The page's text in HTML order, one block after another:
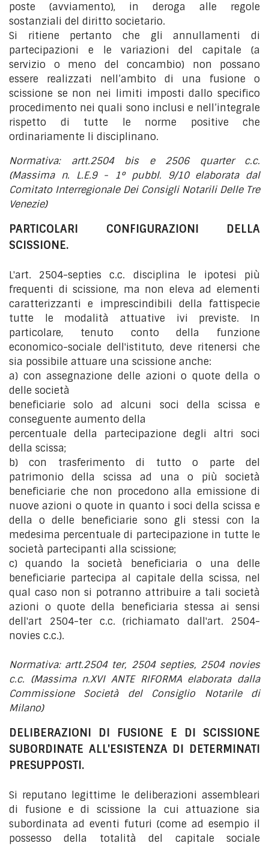
poste (avviamento), in deroga alle regole
sostanziali del diritto societario.
Si ritiene pertanto che gli annullamenti di
partecipazioni e le variazioni del capitale (a
servizio o meno del concambio) non possano
essere realizzati nell’ambito di una fusione o
scissione se non nei limiti imposti dallo specifico
procedimento nei quali sono inclusi e nell’integrale
rispetto di tutte le norme positive che
ordinariamente li disciplinano.
Normativa: artt.2504 bis e 2506 quarter c.c.
(Massima n. L.E.9 - 1° pubbl. 9/10 elaborata dal
Comitato Interregionale Dei Consigli Notarili Delle Tre
Venezie)
PARTICOLARI CONFIGURAZIONI DELLA
SCISSIONE.
L'art. 2504-septies c.c. disciplina le ipotesi più
frequenti di scissione, ma non eleva ad elementi
caratterizzanti e imprescindibili della fattispecie
tutte le modalità attuative ivi previste. In
particolare, tenuto conto della funzione
economico-sociale dell'istituto, deve ritenersi che
sia possibile attuare una scissione anche:
a) con assegnazione delle azioni o quote della o
delle società
beneficiarie solo ad alcuni soci della scissa e
conseguente aumento della
percentuale della partecipazione degli altri soci
della scissa;
b) con trasferimento di tutto o parte del
patrimonio della scissa ad una o più società
beneficiarie che non procedono alla emissione di
nuove azioni o quote in quanto i soci della scissa e
della o delle beneficiarie sono gli stessi con la
medesima percentuale di partecipazione in tutte le
società partecipanti alla scissione;
c) quando la società beneficiaria o una delle
beneficiarie partecipa al capitale della scissa, nel
qual caso non si potranno attribuire a tali società
azioni o quote della beneficiaria stessa ai sensi
dell'art 2504-ter c.c. (richiamato dall'art. 2504-
novies c.c.).
Normativa: artt.2504 ter, 2504 septies, 2504 novies
c.c. (Massima n.XVI ANTE RIFORMA elaborata dalla
Commissione Società del Consiglio Notarile di
Milano)
DELIBERAZIONI DI FUSIONE E DI SCISSIONE
SUBORDINATE ALL'ESISTENZA DI DETERMINATI
PRESUPPOSTI.
Si reputano legittime le deliberazioni assembleari
di fusione e di scissione la cui attuazione sia
subordinata ad eventi futuri (come ad esempio il
possesso della totalità del capitale sociale